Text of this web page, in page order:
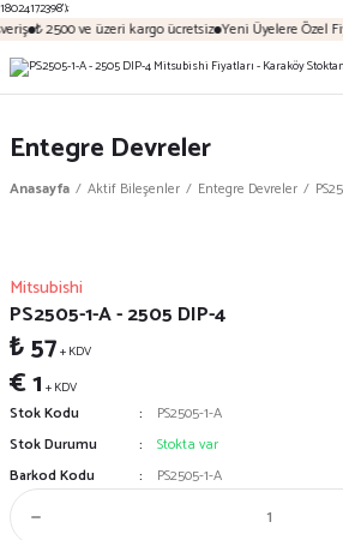
18024172398');
₺ 2500 ve üzeri kargo ücretsiz Yeni Üyelere Özel
Entegre Devreler
Anasayfa Aktif Bileşenler Entegre Devreler
Mitsubishi
PS2505-1-A - 2505 DIP-4
₺ 57+ KDV
€ 1 + KDV
Stok Kodu
PS2505-1-A
Stok Durumu
Stokta var
Barkod Kodu
PS2505-1-A